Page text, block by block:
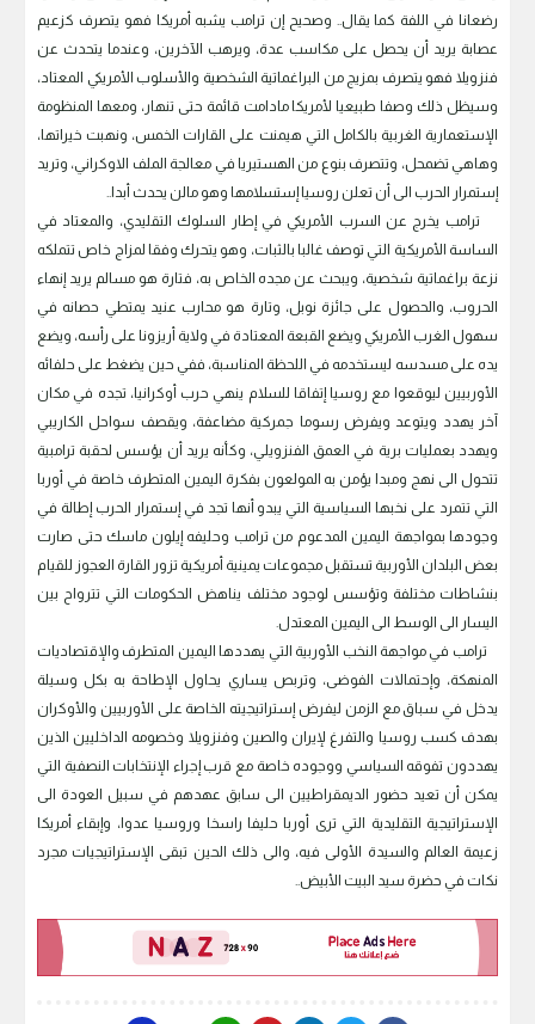
رضعانا في اللفة كما يقال.. وصحيح إن ترامب يشبه أمريكا فهو يتصرف كزعيم
عصابة يريد أن يحصل على مكاسب عدة، ويرهب الآخرين، وعندما يتحدث عن
فنزويلا فهو يتصرف بمزيج من البراغماتية الشخصية والأسلوب الأمريكي المعتاد،
وسيظل ذلك وصفا طبيعيا لأمريكا مادامت قائمة حتى تنهار، ومعها المنظومة
الإستعمارية الغربية بالكامل التي هيمنت على القارات الخمس، ونهبت خيراتها،
وهاهي تضمحل، وتتصرف بنوع من الهستيريا في معالجة الملف الاوكراني، وتريد
إستمرار الحرب الى أن تعلن روسيا إستسلامها وهو مالن يحدث أبدا..
ترامب يخرج عن السرب الأمريكي في إطار السلوك التقليدي، والمعتاد في
الساسة الأمريكية التي توصف غالبا بالثبات، وهو يتحرك وفقا لمزاج خاص تتملكه
نزعة براغماتية شخصية، ويبحث عن مجده الخاص به، فتارة هو مسالم يريد إنهاء
الحروب، والحصول على جائزة نوبل، وتارة هو محارب عنيد يمتطي حصانه في
سهول الغرب الأمريكي ويضع القبعة المعتادة في ولاية أريزونا على رأسه، ويضع
يده على مسدسه ليستخدمه في اللحظة المناسبة، ففي حين يضغط على حلفائه
الأوربيين ليوقعوا مع روسيا إتفاقا للسلام ينهي حرب أوكرانيا، تجده في مكان
آخر يهدد ويتوعد ويفرض رسوما جمركية مضاعفة، ويقصف سواحل الكاريبي
ويهدد بعمليات برية في العمق الفنزويلي، وكأنه يريد أن يؤسس لحقبة ترامبية
تتحول الى نهج ومبدا يؤمن به المولعون بفكرة اليمين المتطرف خاصة في أوربا
التي تتمرد على نخبها السياسية التي يبدو أنها تجد في إستمرار الحرب إطالة في
وجودها بمواجهة اليمين المدعوم من ترامب وحليفه إيلون ماسك حتى صارت
بعض البلدان الأوربية تستقبل مجموعات يمينية أمريكية تزور القارة العجوز للقيام
بنشاطات مختلفة وتؤسس لوجود مختلف يناهض الحكومات التي تترواح بين
اليسار الى الوسط الى اليمين المعتدل.
ترامب في مواجهة النخب الأوربية التي يهددها اليمين المتطرف والإقتصاديات
المنهكة، وإحتمالات الفوضى، وتربص يساري يحاول الإطاحة به بكل وسيلة
يدخل في سباق مع الزمن ليفرض إستراتيجيته الخاصة على الأوربيين والأوكران
بهدف كسب روسيا والتفرغ لإيران والصين وفنزويلا وخصومه الداخليين الذين
يهددون تفوقه السياسي ووجوده خاصة مع قرب إجراء الإنتخابات النصفية التي
يمكن أن تعيد حضور الديمقراطيين الى سابق عهدهم في سبيل العودة الى
الإستراتيجية التقليدية التي ترى أوربا حليفا راسخا وروسيا عدوا، وإبقاء أمريكا
زعيمة العالم والسيدة الأولى فيه، والى ذلك الحين تبقى الإستراتيجيات مجرد
نكات في حضرة سيد البيت الأبيض..